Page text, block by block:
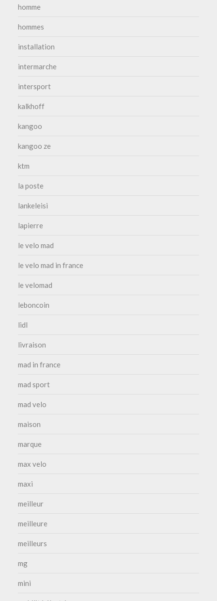
homme
hommes
installation
intermarche
intersport
kalkhoff
kangoo
kangoo ze
ktm
la poste
lankeleisi
lapierre
le velo mad
le velo mad in france
le velomad
leboncoin
lidl
livraison
mad in france
mad sport
mad velo
maison
marque
max velo
maxi
meilleur
meilleure
meilleurs
mg
mini